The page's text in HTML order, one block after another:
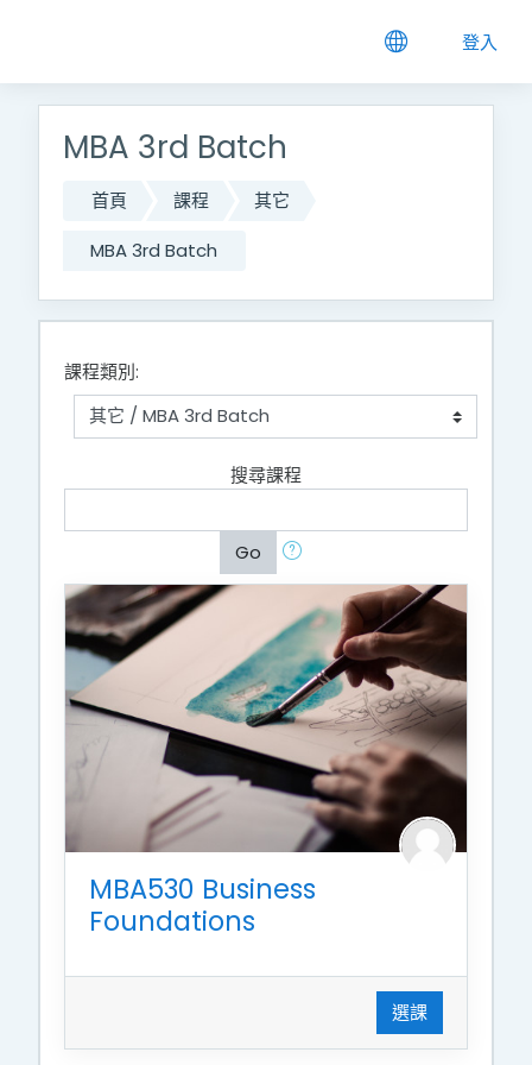
登入
MBA 3rd Batch
首頁 課程
其它
MBA 3rd Batch
課程類別:
搜尋課程
Go
MBA530 Business
Foundations
選課